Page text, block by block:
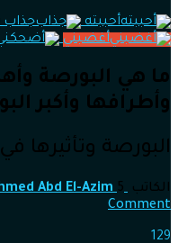
أحببته جذاب
أغضبني
ما هي البورصة
وأطرافها وأكبر
البورصة وتأثيرها
الكاتب Abd El-Azim 5 يناير، 2020, 1:02 ص
Comment
129